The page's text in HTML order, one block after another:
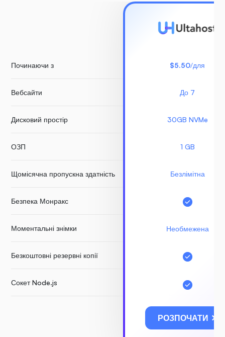
Починаючи з
Вебсайти
Дисковий простір
ОЗП
Щомісячна пропускна здатність
Безпека Монракс
Моментальні знімки
Безкоштовні резервні копії
Сокет Node.js
$5.50/для
До 7
30GB NVMe
1 GB
Безлімітна
Необмежена
РОЗПОЧАТИ